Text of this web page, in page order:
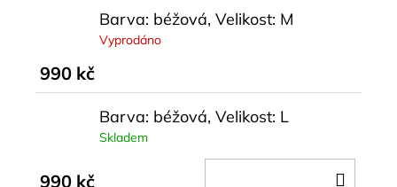
Barva: béžová, Velikost: M
Vyprodáno
990 kč
Barva: béžová, Velikost: L
Skladem
990 kč